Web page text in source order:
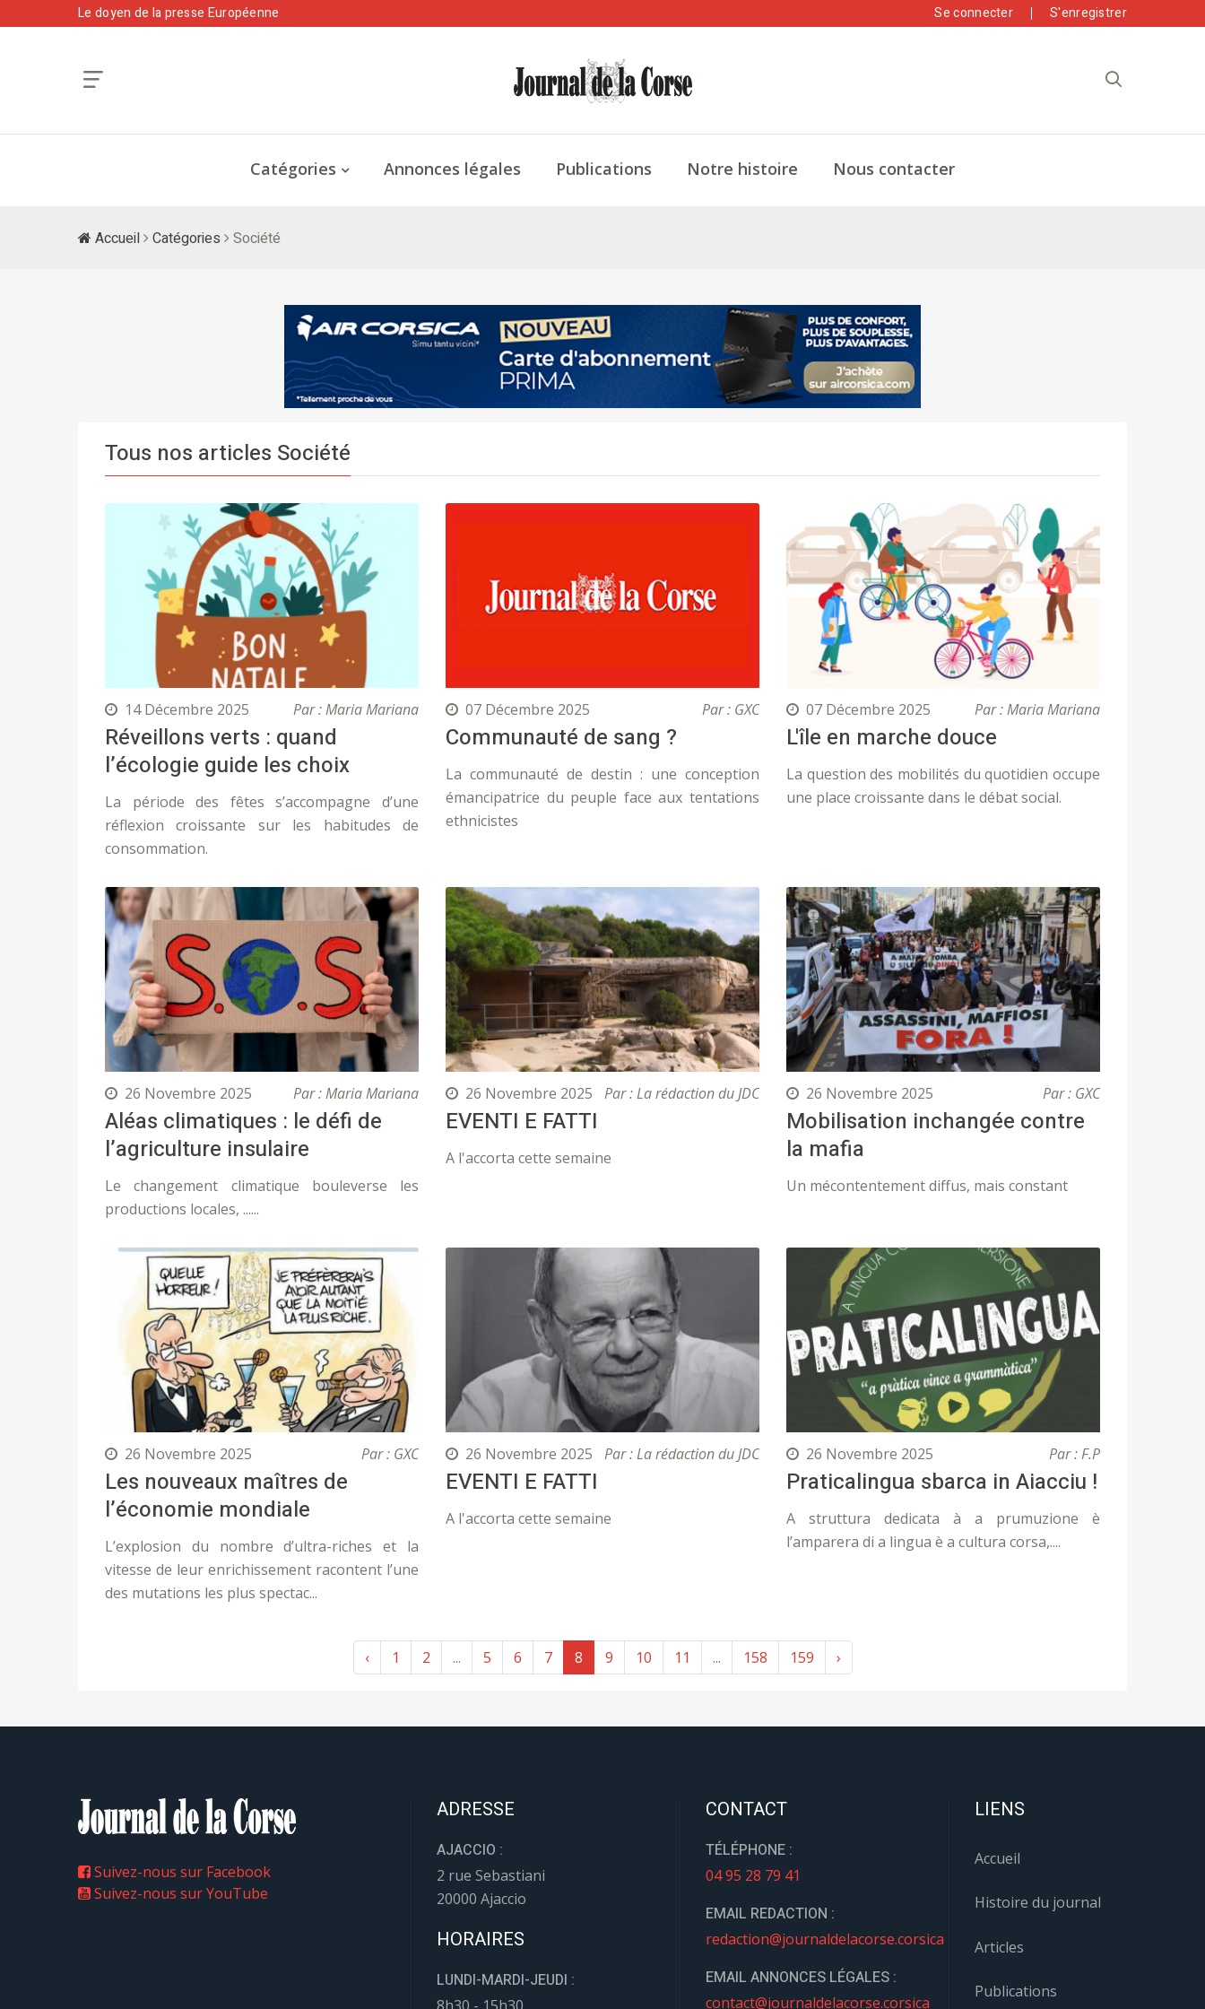
Le doyen de la presse Européenne Se connecter S'enregistrer
Catégories Annonces légales Publications Notre histoire Nous contacter
Accueil Catégories Société
Tous nos articles Société
14 Décembre 2025 Par : Maria Mariana
Réveillons verts : quand
l’écologie guide les choix
La période des fêtes s’accompagne d’une
réflexion croissante sur les habitudes de
consommation.
07 Décembre 2025 Par : GXC
Communauté de sang ?
La communauté de destin : une conception
émancipatrice du peuple face aux tentations
ethnicistes
07 Décembre 2025 Par : Maria Mariana
L'île en marche douce
La question des mobilités du quotidien occupe
une place croissante dans le débat social.
26 Novembre 2025 Par : Maria Mariana
Aléas climatiques : le défi de
l’agriculture insulaire
Le changement climatique bouleverse les
productions locales, ......
26 Novembre 2025 Par : La rédaction du JDC
EVENTI E FATTI
A l'accorta cette semaine
26 Novembre 2025 Par : GXC
Mobilisation inchangée contre
la mafia
Un mécontentement diffus, mais constant
26 Novembre 2025 Par : GXC
Les nouveaux maîtres de
l’économie mondiale
L’explosion du nombre d’ultra-riches et la
vitesse de leur enrichissement racontent l’une
des mutations les plus spectac...
26 Novembre 2025 Par : La rédaction du JDC
EVENTI E FATTI
A l'accorta cette semaine
26 Novembre 2025 Par : F.P
Praticalingua sbarca in Aiacciu !
A struttura dedicata à a prumuzione è
l’amparera di a lingua è a cultura corsa,....
‹ 1 2 ... 5 6 7 8 9 10 11 ... 158 159 ›
Suivez-nous sur Facebook
Suivez-nous sur YouTube
ADRESSE
AJACCIO :
2 rue Sebastiani
20000 Ajaccio
HORAIRES
LUNDI-MARDI-JEUDI :
CONTACT
TÉLÉPHONE :
04 95 28 79 41
EMAIL REDACTION :
redaction@journaldelacorse.corsica
EMAIL ANNONCES LÉGALES :
contact@journaldelacorse.corsica
LIENS
Accueil
Histoire du journal
Articles
Publications